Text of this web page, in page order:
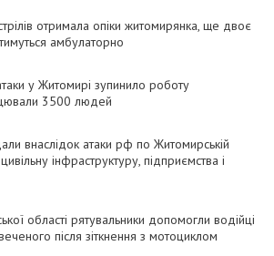
отримала опіки житомирянка, ще двоє
амбулаторно
у Житомирі зупинило роботу
3500 людей
внаслідок атаки рф по Житомирській
інфраструктуру, підприємства і
області рятувальники допомогли водійці
після зіткнення з мотоциклом